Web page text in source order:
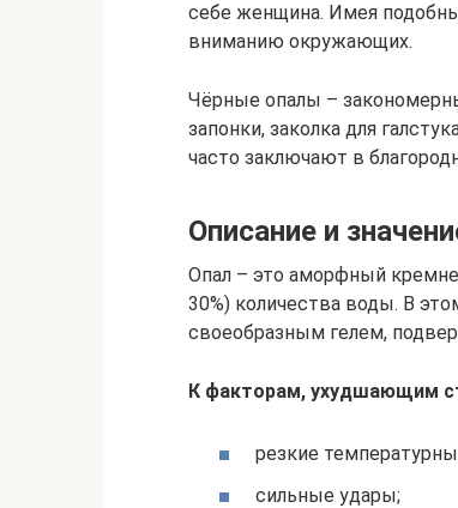
себе женщина. Имея
вниманию окружающих.
Чёрные опалы –
запонки, заколка для
часто заключают в
Описание и
Опал – это аморфный
30%) количества воды. В
своеобразным гелем,
К факторам, ухудшающим
резкие
сильные удары;